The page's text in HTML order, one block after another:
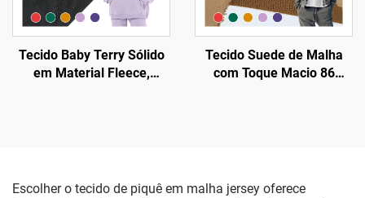
Tecido Baby Terry Sólido
em Material Fleece,
Tecido Suede de Malha
com Toque Macio 86
Escolher o tecido de piquê em malha jersey oferece